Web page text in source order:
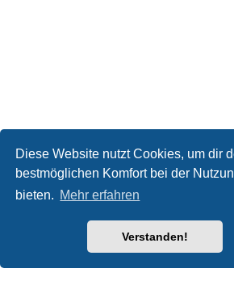
Diese Website nutzt Cookies, um dir
bestmöglichen Komfort bei der
bieten. Mehr erfahren
Verstanden!